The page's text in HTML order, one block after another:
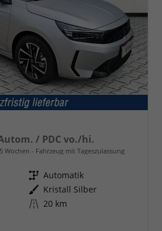
/ PDC vo./hi.
5 Wochen Fahrzeug mit Tageszulassung
Getriebe Automatik
Außenfarbe Kristall Silber
Kilometerstand 20 km